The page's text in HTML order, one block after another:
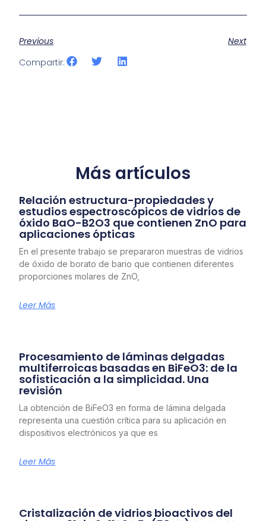
Previous
Next
Compartir:
Más artículos
Relación estructura-propiedades y
estudios espectroscópicos de vidrios de
óxido BaO-B2O3 que contienen ZnO para
aplicaciones ópticas
En el presente trabajo se prepararon muestras de vidrios
de óxido de borato de bario que contienen diferentes
proporciones molares de ZnO,
Leer Más
Procesamiento de láminas delgadas
multiferroicas basadas en BiFeO3: de la
sofisticación a la simplicidad. Una
revisión
La obtención de BiFeO3 en forma de lámina delgada
representa una cuestión crítica para su aplicación en
dispositivos electrónicos ya que es
Leer Más
Cristalización de vidrios bioactivos del